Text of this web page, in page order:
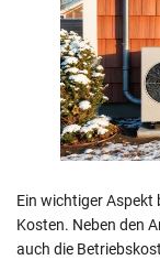
Ein wichtiger Aspekt
Kosten. Neben den
auch die